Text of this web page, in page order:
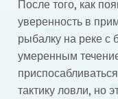
После того, как
уверенность в
рыбалку на реке с
умеренным
тактику ловли, но